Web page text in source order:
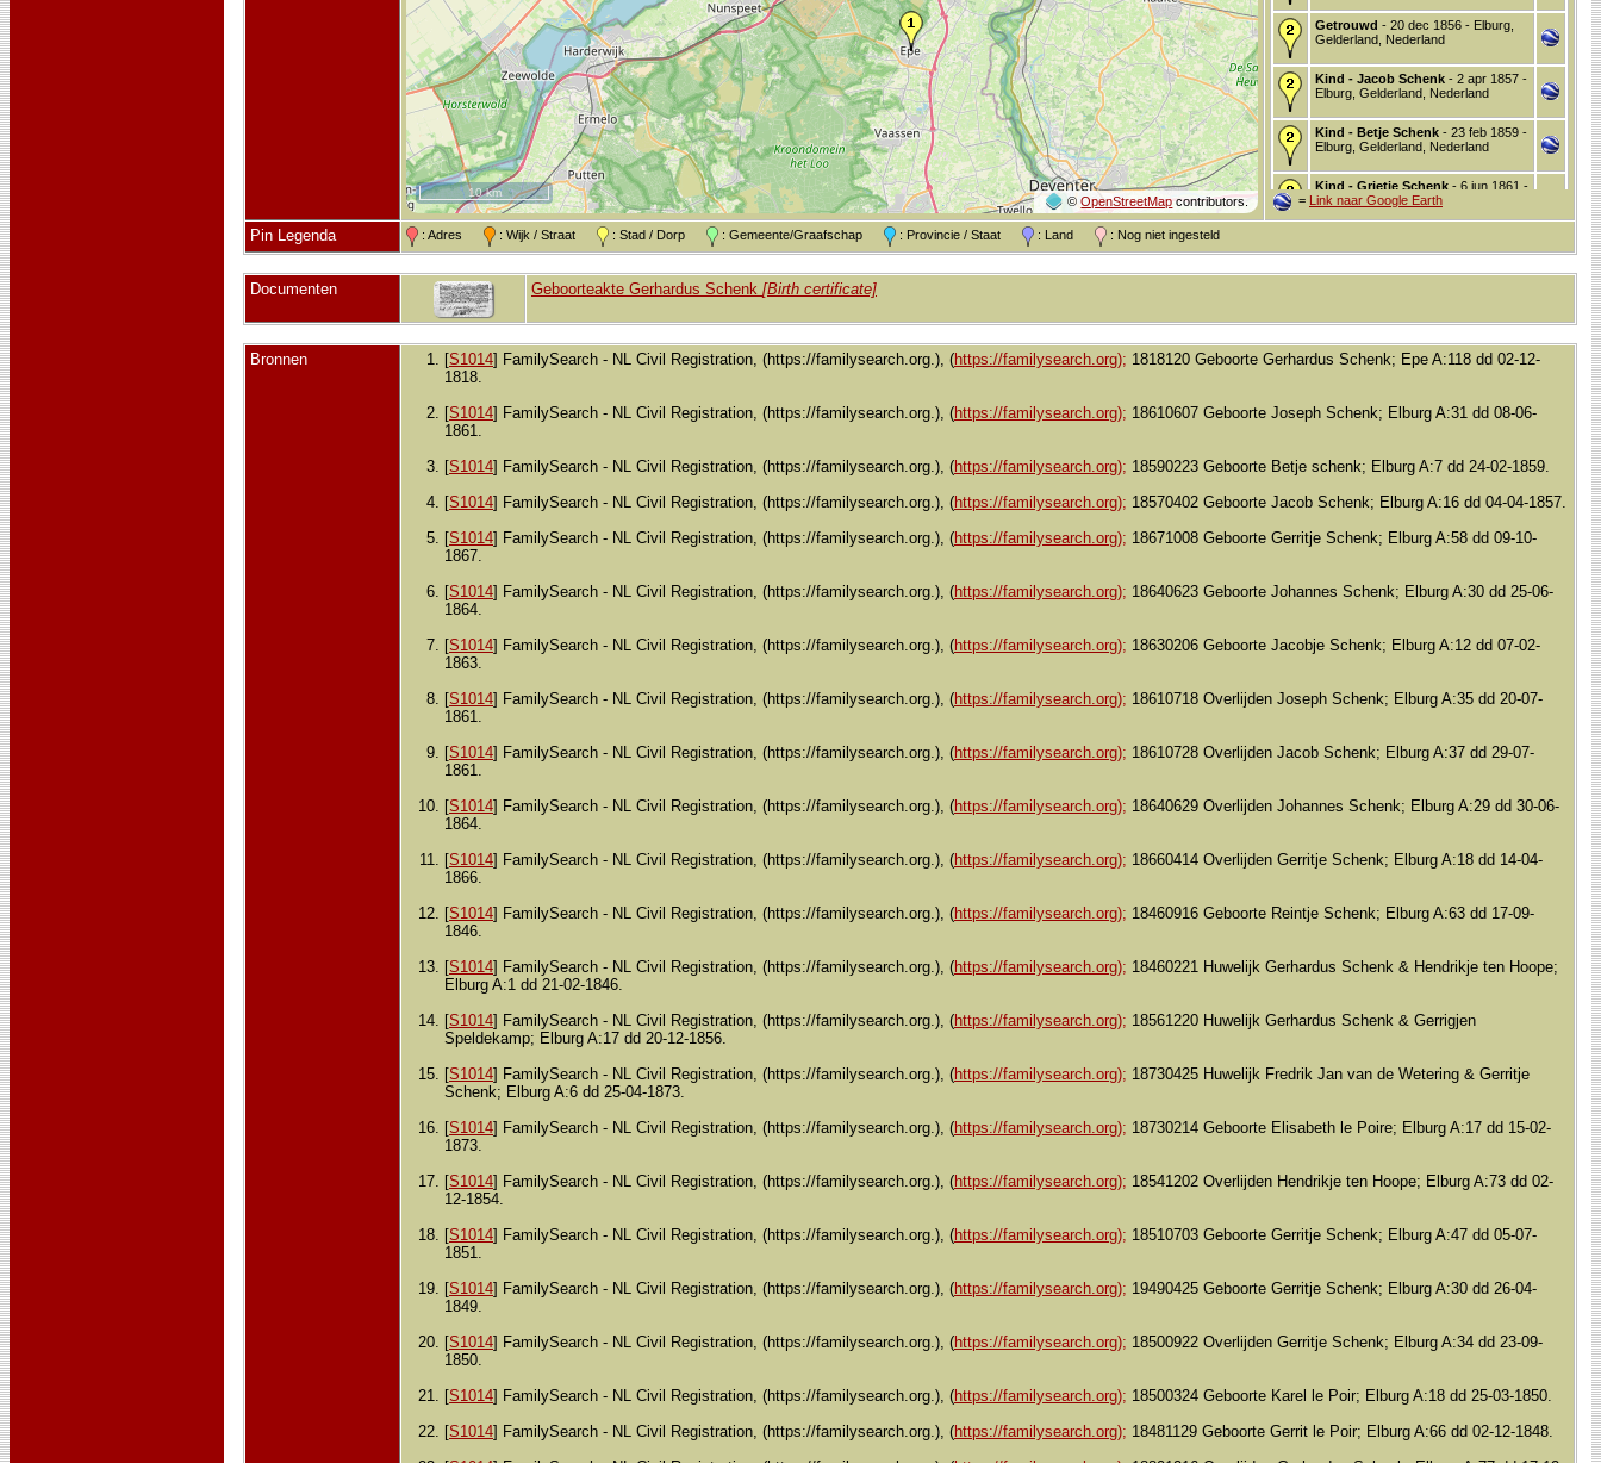
©OpenStreetMapcontributors.
10 km
Getrouwd - 20 dec 1856 - Elburg,
Gelderland, Nederland
Kind - Jacob Schenk - 2 apr 1857 -
Elburg, Gelderland, Nederland
Kind - Betje Schenk - 23 feb 1859 -
Elburg, Gelderland, Nederland
Kind - Grietje Schenk - 6 jun 1861 -
Elburg, Gelderland, Nederland
- Elburg, Gelderland, Nederland
Kind - Johannes Schenk- 23 jun
1864 - Elburg, Gelderland,
Elburg, Gelderland, Nederland
- Elburg, Gelderland, Nederland
Overleden - 16 dec 1880 - Elburg,
= Link naar Google Earth
Pin Legenda : Adres : Wijk / Straat : Stad / Dorp : Gemeente/Graafschap : Provincie / Staat : Land : Nog niet ingesteld
Documenten Geboorteakte Gerhardus Schenk [Birth certificate]
Bronnen [S1014] FamilySearch - NL Civil Registration, (https://familysearch.org.), (https://familysearch.org); 1818120 Geboorte Gerhardus Schenk; Epe A:118 dd 02-12-
1818.
[S1014] FamilySearch - NL Civil Registration, (https://familysearch.org.), (https://familysearch.org); 18610607 Geboorte Joseph Schenk; Elburg A:31 dd 08-06-
1861.
[S1014] FamilySearch - NL Civil Registration, (https://familysearch.org.), (https://familysearch.org); 18590223 Geboorte Betje schenk; Elburg A:7 dd 24-02-1859.
[S1014] FamilySearch - NL Civil Registration, (https://familysearch.org.), (https://familysearch.org); 18570402 Geboorte Jacob Schenk; Elburg A:16 dd 04-04-1857.
[S1014] FamilySearch - NL Civil Registration, (https://familysearch.org.), (https://familysearch.org); 18671008 Geboorte Gerritje Schenk; Elburg A:58 dd 09-10-
1867.
[S1014] FamilySearch - NL Civil Registration, (https://familysearch.org.), (https://familysearch.org); 18640623 Geboorte Johannes Schenk; Elburg A:30 dd 25-06-
1864.
[S1014] FamilySearch - NL Civil Registration, (https://familysearch.org.), (https://familysearch.org); 18630206 Geboorte Jacobje Schenk; Elburg A:12 dd 07-02-
1863.
[S1014] FamilySearch - NL Civil Registration, (https://familysearch.org.), (https://familysearch.org); 18610718 Overlijden Joseph Schenk; Elburg A:35 dd 20-07-
1861.
[S1014] FamilySearch - NL Civil Registration, (https://familysearch.org.), (https://familysearch.org); 18610728 Overlijden Jacob Schenk; Elburg A:37 dd 29-07-
1861.
[S1014] FamilySearch - NL Civil Registration, (https://familysearch.org.), (https://familysearch.org); 18640629 Overlijden Johannes Schenk; Elburg A:29 dd 30-06-
1864.
[S1014] FamilySearch - NL Civil Registration, (https://familysearch.org.), (https://familysearch.org); 18660414 Overlijden Gerritje Schenk; Elburg A:18 dd 14-04-
1866.
[S1014] FamilySearch - NL Civil Registration, (https://familysearch.org.), (https://familysearch.org); 18460916 Geboorte Reintje Schenk; Elburg A:63 dd 17-09-
1846.
[S1014] FamilySearch - NL Civil Registration, (https://familysearch.org.), (https://familysearch.org); 18460221 Huwelijk Gerhardus Schenk & Hendrikje ten Hoope;
Elburg A:1 dd 21-02-1846.
[S1014] FamilySearch - NL Civil Registration, (https://familysearch.org.), (https://familysearch.org); 18561220 Huwelijk Gerhardus Schenk & Gerrigjen
Speldekamp; Elburg A:17 dd 20-12-1856.
[S1014] FamilySearch - NL Civil Registration, (https://familysearch.org.), (https://familysearch.org); 18730425 Huwelijk Fredrik Jan van de Wetering & Gerritje
Schenk; Elburg A:6 dd 25-04-1873.
[S1014] FamilySearch - NL Civil Registration, (https://familysearch.org.), (https://familysearch.org); 18730214 Geboorte Elisabeth le Poire; Elburg A:17 dd 15-02-
1873.
[S1014] FamilySearch - NL Civil Registration, (https://familysearch.org.), (https://familysearch.org); 18541202 Overlijden Hendrikje ten Hoope; Elburg A:73 dd 02-
12-1854.
[S1014] FamilySearch - NL Civil Registration, (https://familysearch.org.), (https://familysearch.org); 18510703 Geboorte Gerritje Schenk; Elburg A:47 dd 05-07-
1851.
[S1014] FamilySearch - NL Civil Registration, (https://familysearch.org.), (https://familysearch.org); 19490425 Geboorte Gerritje Schenk; Elburg A:30 dd 26-04-
1849.
[S1014] FamilySearch - NL Civil Registration, (https://familysearch.org.), (https://familysearch.org); 18500922 Overlijden Gerritje Schenk; Elburg A:34 dd 23-09-
1850.
[S1014] FamilySearch - NL Civil Registration, (https://familysearch.org.), (https://familysearch.org); 18500324 Geboorte Karel le Poir; Elburg A:18 dd 25-03-1850.
[S1014] FamilySearch - NL Civil Registration, (https://familysearch.org.), (https://familysearch.org); 18481129 Geboorte Gerrit le Poir; Elburg A:66 dd 02-12-1848.